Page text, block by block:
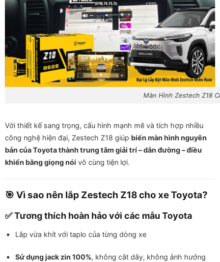
Màn Hình Zestech Z18
Với thiết kế sang trọng, cấu hình mạnh mẽ và tích hợp nhiều
công nghệ hiện đại, Zestech Z18 giúp biến màn hình nguyên
bản của Toyota thành trung tâm giải trí – dẫn đường – điều
khiển bằng giọng nói vô cùng tiện lợi.
🎯 Vì sao nên lắp Zestech Z18 cho xe Toyota?
✅ Tương thích hoàn hảo với các mẫu Toyota
Lắp vừa khít với taplo của từng dòng xe
Sử dụng jack zin 100%, không cắt dây, không ảnh hưởng